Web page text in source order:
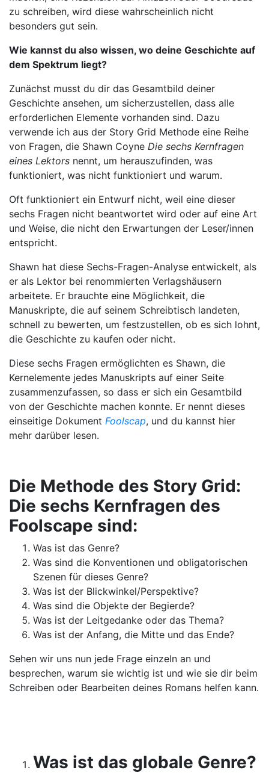
zu schreiben, wird diese wahrscheinlich nicht
besonders gut sein.
Wie kannst du also wissen, wo deine Geschichte auf
dem Spektrum liegt?
Zunächst musst du dir das Gesamtbild deiner
Geschichte ansehen, um sicherzustellen, dass alle
erforderlichen Elemente vorhanden sind. Dazu
verwende ich aus der Story Grid Methode eine Reihe
von Fragen, die Shawn Coyne Die sechs Kernfragen
eines Lektors nennt, um herauszufinden, was
funktioniert, was nicht funktioniert und warum.
Oft funktioniert ein Entwurf nicht, weil eine dieser
sechs Fragen nicht beantwortet wird oder auf eine Art
und Weise, die nicht den Erwartungen der Leser/innen
entspricht.
Shawn hat diese Sechs-Fragen-Analyse entwickelt, als
er als Lektor bei renommierten Verlagshäusern
arbeitete. Er brauchte eine Möglichkeit, die
Manuskripte, die auf seinem Schreibtisch landeten,
schnell zu bewerten, um festzustellen, ob es sich lohnt,
die Geschichte zu kaufen oder nicht.
Diese sechs Fragen ermöglichten es Shawn, die
Kernelemente jedes Manuskripts auf einer Seite
zusammenzufassen, so dass er sich ein Gesamtbild
von der Geschichte machen konnte. Er nennt dieses
einseitige Dokument Foolscap, und du kannst hier
mehr darüber lesen.
Die Methode des Story Grid:
Die sechs Kernfragen des
Foolscape sind:
Was ist das Genre?
Was sind die Konventionen und obligatorischen
Szenen für dieses Genre?
Was ist der Blickwinkel/Perspektive?
Was sind die Objekte der Begierde?
Was ist der Leitgedanke oder das Thema?
Was ist der Anfang, die Mitte und das Ende?
Sehen wir uns nun jede Frage einzeln an und
besprechen, warum sie wichtig ist und wie sie dir beim
Schreiben oder Bearbeiten deines Romans helfen kann.
Was ist das globale Genre?